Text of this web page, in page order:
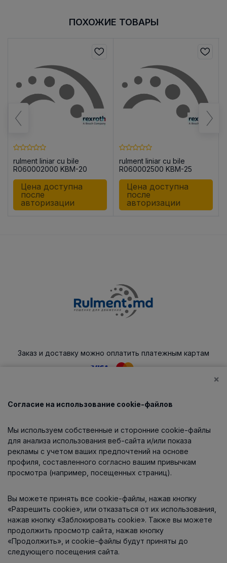
ПОХОЖИЕ ТОВАРЫ
rulment liniar cu bile
R060002000 KBM-20
Цена доступна
после
авторизации
rulment liniar cu bile
R060002500 KBM-25
Цена доступна
после
авторизации
Заказ и доставку можно оплатить платежным картам
Каталог
О компании
Информация
Контакты
×
Согласие на использование cookie-файлов
Мы используем собственные и сторонние cookie-файлы
для анализа использования веб-сайта и/или показа
рекламы с учетом ваших предпочтений на основе
профиля, составленного согласно вашим привычкам
просмотра (например, посещенных страниц).
Вы можете принять все cookie-файлы, нажав кнопку
«Разрешить cookie», или отказаться от их использования,
нажав кнопку «Заблокировать cookie». Также вы можете
продолжить просмотр сайта, нажав кнопку
«Продолжить», и cookie-файлы будут приняты до
следующего посещения сайта.